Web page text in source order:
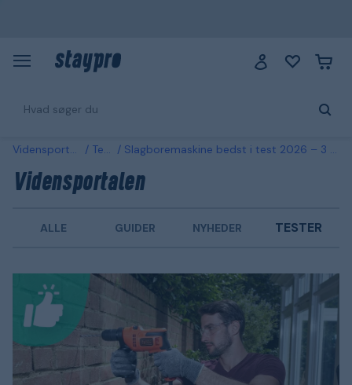
Vidensportalen Tester Slagboremaskine bedst i test 2026 – 3 storsælgere sammenlignet
Vidensportalen
ALLE GUIDER NYHEDER TESTER